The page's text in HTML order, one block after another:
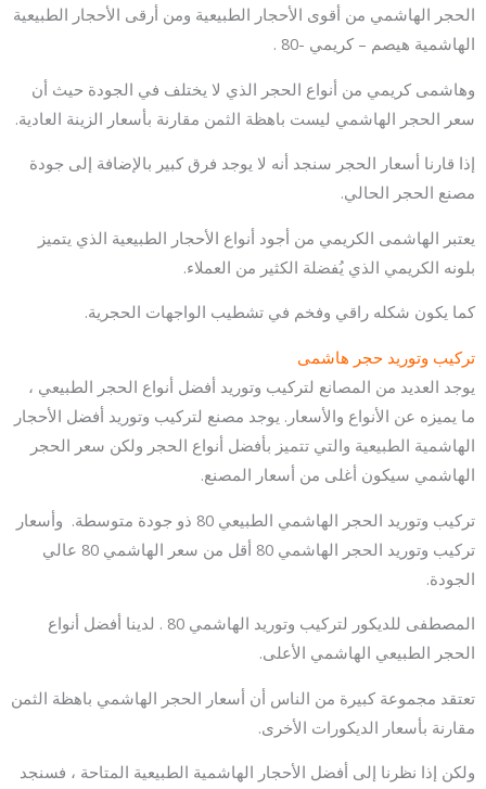
الحجر الهاشمي من أقوى الأحجار الطبيعية ومن أرقى الأحجار الطبيعية
الهاشمية هيصم – كريمي -80 .
وهاشمى كريمي من أنواع الحجر الذي لا يختلف في الجودة حيث أن
سعر الحجر الهاشمي ليست باهظة الثمن مقارنة بأسعار الزينة العادية.
إذا قارنا أسعار الحجر سنجد أنه لا يوجد فرق كبير بالإضافة إلى جودة
مصنع الحجر الحالي.
يعتبر الهاشمى الكريمي من أجود أنواع الأحجار الطبيعية الذي يتميز
بلونه الكريمي الذي يُفضلة الكثير من العملاء.
كما يكون شكله راقي وفخم في تشطيب الواجهات الحجرية.
تركيب وتوريد حجر هاشمى
يوجد العديد من المصانع لتركيب وتوريد أفضل أنواع الحجر الطبيعي ،
ما يميزه عن الأنواع والأسعار. يوجد مصنع لتركيب وتوريد أفضل الأحجار
الهاشمية الطبيعية والتي تتميز بأفضل أنواع الحجر ولكن سعر الحجر
الهاشمي سيكون أغلى من أسعار المصنع.
تركيب وتوريد الحجر الهاشمي الطبيعي 80 ذو جودة متوسطة. وأسعار
تركيب وتوريد الحجر الهاشمي 80 أقل من سعر الهاشمي 80 عالي
الجودة.
المصطفى للديكور لتركيب وتوريد الهاشمي 80 . لدينا أفضل أنواع
الحجر الطبيعي الهاشمي الأعلى.
تعتقد مجموعة كبيرة من الناس أن أسعار الحجر الهاشمي باهظة الثمن
مقارنة بأسعار الديكورات الأخرى.
ولكن إذا نظرنا إلى أفضل الأحجار الهاشمية الطبيعية المتاحة ، فسنجد